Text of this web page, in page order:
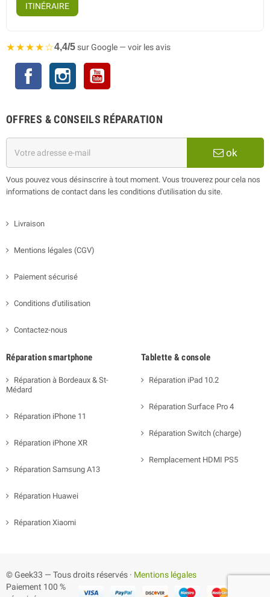
ITINÉRAIRE
★★★★☆4,4/5sur Google — voir les avis
Facebook Instagram
OFFRES & CONSEILS RÉPARATION
ok
Vous pouvez vous désinscrire à tout moment. Vous trouverez pour cela nos
informations de contact dans les conditions d'utilisation du site.
Livraison
Mentions légales (CGV)
Paiement sécurisé
Conditions d'utilisation
Contactez-nous
Réparation smartphone
Réparation à Bordeaux & St-
Médard
Réparation iPhone 11
Réparation iPhone XR
Réparation Samsung A13
Réparation Huawei
Réparation Xiaomi
Tablette & console
Réparation iPad 10.2
Réparation Surface Pro 4
Réparation Switch (charge)
Remplacement HDMI PS5
© Geek33 — Tous droits réservés · Mentions légales
Paiement 100 %